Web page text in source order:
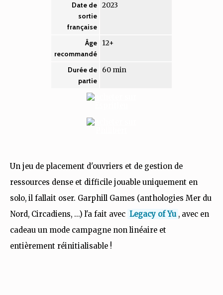
Date de
sortie
française
2023
Âge
recommandé
12+
Durée de
partie
60 min
Un jeu de placement d'ouvriers et de gestion de
ressources dense et difficile jouable uniquement en
solo, il fallait oser. Garphill Games (anthologies Mer du
Nord, Circadiens, ...) l'a fait avec Legacy of Yu , avec en
cadeau un mode campagne non linéaire et
entièrement réinitialisable !